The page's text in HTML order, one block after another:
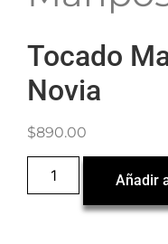
Tocado
Novia
$890.00
Añadir